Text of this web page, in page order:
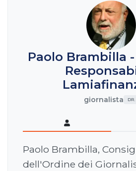
Paolo Brambilla
giornalista DR.
Paolo Brambilla,
dell'Ordine dei